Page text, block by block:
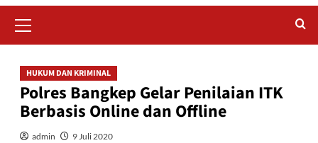
Menu
HUKUM DAN KRIMINAL
Polres Bangkep Gelar Penilaian ITK
Berbasis Online dan Offline
admin 9 Juli 2020